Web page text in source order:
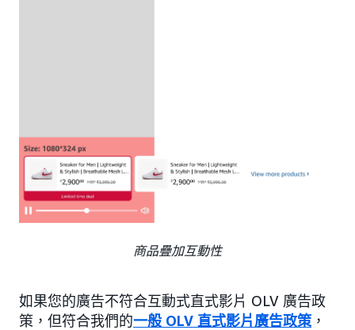
商品疊加互動性
如果您的廣告不符合互動式直式影片 OLV 廣告政
策，但符合我們的一般 OLV 直式影片廣告政策 ，